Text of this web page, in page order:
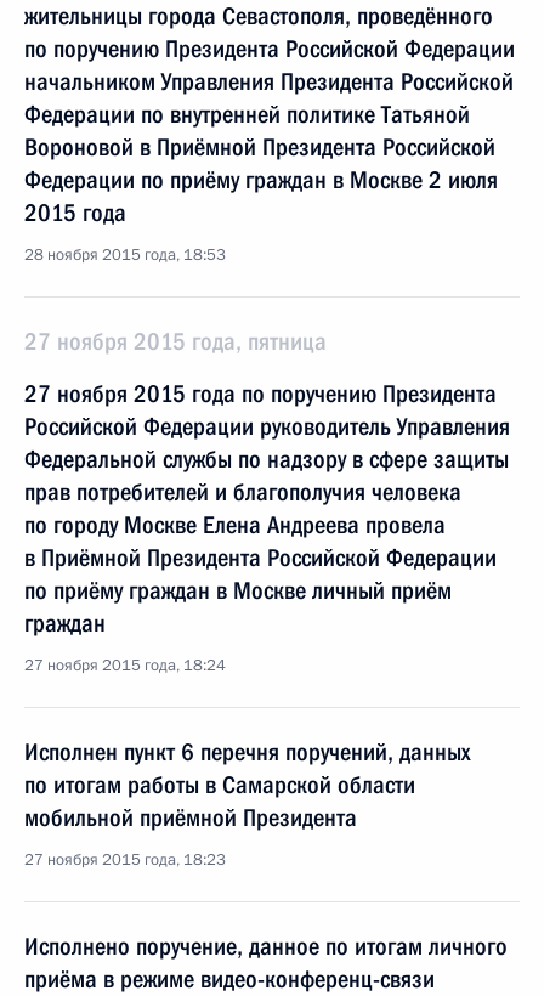
жительницы города Севастополя, проведённого
по поручению Президента Российской Федерации
начальником Управления Президента Российской
Федерации по внутренней политике Татьяной
Вороновой в Приёмной Президента Российской
Федерации по приёму граждан в Москве 2 июля
2015 года
28 ноября 2015 года, 18:53
27 ноября 2015 года, пятница
27 ноября 2015 года по поручению Президента
Российской Федерации руководитель Управления
Федеральной службы по надзору в сфере защиты
прав потребителей и благополучия человека
по городу Москве Елена Андреева провела
в Приёмной Президента Российской Федерации
по приёму граждан в Москве личный приём
граждан
27 ноября 2015 года, 18:24
Исполнен пункт 6 перечня поручений, данных
по итогам работы в Самарской области
мобильной приёмной Президента
27 ноября 2015 года, 18:23
Исполнено поручение, данное по итогам личного
приёма в режиме видео-конференц-связи